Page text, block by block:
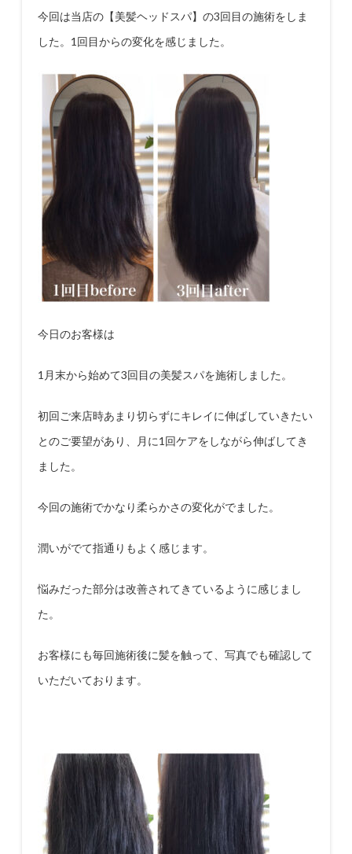
今回は当店の【美髪ヘッドスパ】の3回目の施術をしま
した。 1 回目からの変化を感じました。
今日のお客様は
1 月末から始めて3回目の美髪スパを施術しました。
初回ご来店時あまり切らずにキレイに伸ばしていきたい
とのご要望があり、月に1 回ケアをしながら伸ばしてき
ました。
今回の施術でかなり柔らかさの変化がでました。
潤いがでて指通りもよく感じます。
悩みだった部分は改善されてきているように感じまし
た。
お客様にも毎回施術後に髪を触って、写真でも確認して
いただいております。